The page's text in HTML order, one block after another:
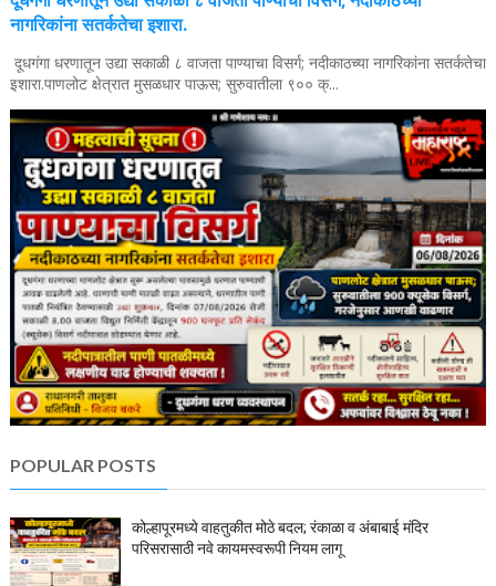
नागरिकांना सतर्कतेचा इशारा.
दूधगंगा धरणातून उद्या सकाळी ८ वाजता पाण्याचा विसर्ग; नदीकाठच्या नागरिकांना सतर्कतेचा
इशारा.पाणलोट क्षेत्रात मुसळधार पाऊस; सुरुवातीला ९०० क्...
POPULAR POSTS
कोल्हापूरमध्ये वाहतुकीत मोठे बदल; रंकाळा व अंबाबाई मंदिर
परिसरासाठी नवे कायमस्वरूपी नियम लागू